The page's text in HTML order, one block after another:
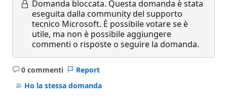
Domanda bloccata. Questa domanda è stata
eseguita dalla community del supporto
tecnico Microsoft. È possibile votare se è
utile, ma non è possibile aggiungere
commenti o risposte o seguire la domanda.
0 commenti
Nessun
commento
Report
Ho la stessa domanda